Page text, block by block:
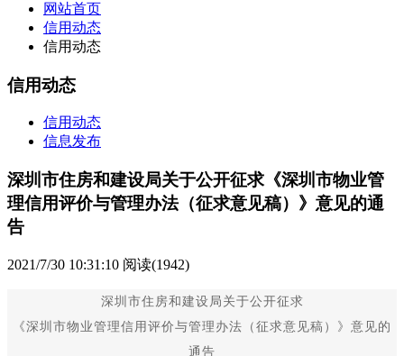
网站首页
信用动态
信用动态
信用动态
信用动态
信息发布
深圳市住房和建设局关于公开征求《深圳市物业管
理信用评价与管理办法（征求意见稿）》意见的通
告
2021/7/30 10:31:10 阅读(1942)
深圳市住房和建设局关于公开征求
《深圳市物业管理信用评价与管理办法（征求意见稿）》意见的
通告